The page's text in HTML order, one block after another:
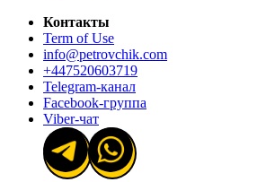
Контакты
Term of Use
info@petrovchik.com
+447520603719
Telegram-канал
Facebook-группа
Viber-чат